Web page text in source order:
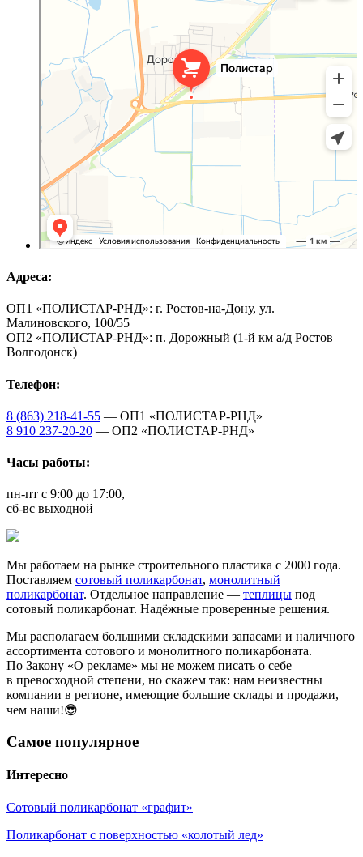
Адреса:
ОП1 «ПОЛИСТАР-РНД»: г. Ростов-на-Дону, ул.
Малиновского, 100/55
ОП2 «ПОЛИСТАР-РНД»: п. Дорожный (1-й км а/д Ростов–
Волгодонск)
Телефон:
8 (863) 218-41-55 — ОП1 «ПОЛИСТАР-РНД»
8 910 237-20-20 — ОП2 «ПОЛИСТАР-РНД»
Часы работы:
пн-пт с 9:00 до 17:00,
сб-вс выходной
Мы работаем на рынке строительного пластика с 2000 года.
Поставляем сотовый поликарбонат, монолитный
поликарбонат. Отдельное направление — теплицы под
сотовый поликарбонат. Надёжные проверенные решения.
Мы располагаем большими складскими запасами и наличного
ассортимента сотового и монолитного поликарбоната.
По Закону «О рекламе» мы не можем писать о себе
в превосходной степени, но скажем так: нам неизвестны
компании в регионе, имеющие большие склады и продажи,
чем наши!😎
Самое популярное
Интересно
Сотовый поликарбонат «графит»
Поликарбонат с поверхностью «колотый лед»